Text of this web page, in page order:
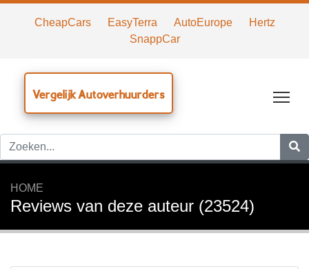
CheapCars EasyTerra AutoEurope
Hertz
SnappCar
Vergelijk Autoverhuurders
HOME
Reviews van deze auteur (23524)